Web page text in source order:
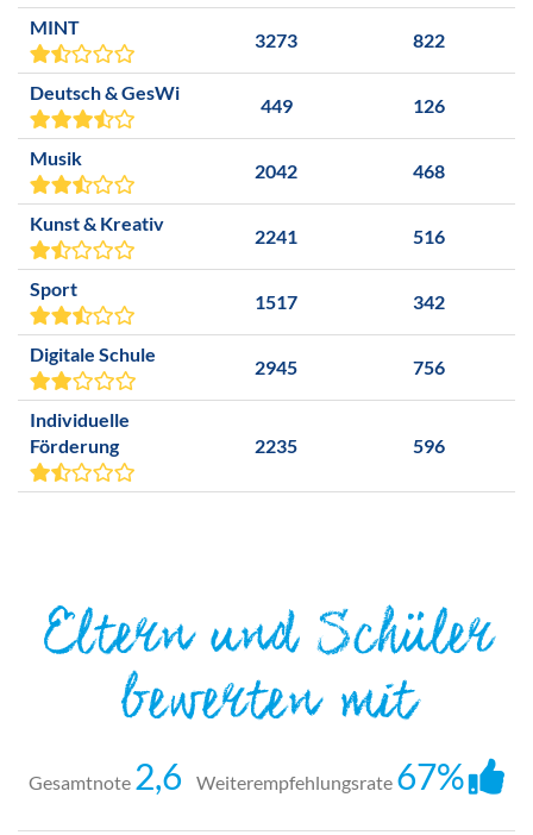
MINT
3273 822
Deutsch & GesWi
449 126
Musik
2042 468
Kunst & Kreativ
2241 516
Sport
1517 342
Digitale Schule
2945 756
Individuelle
Förderung
2235 596
Eltern und Schüler
bewerten mit
Gesamtnote 2,6 Weiterempfehlungsrate 67%